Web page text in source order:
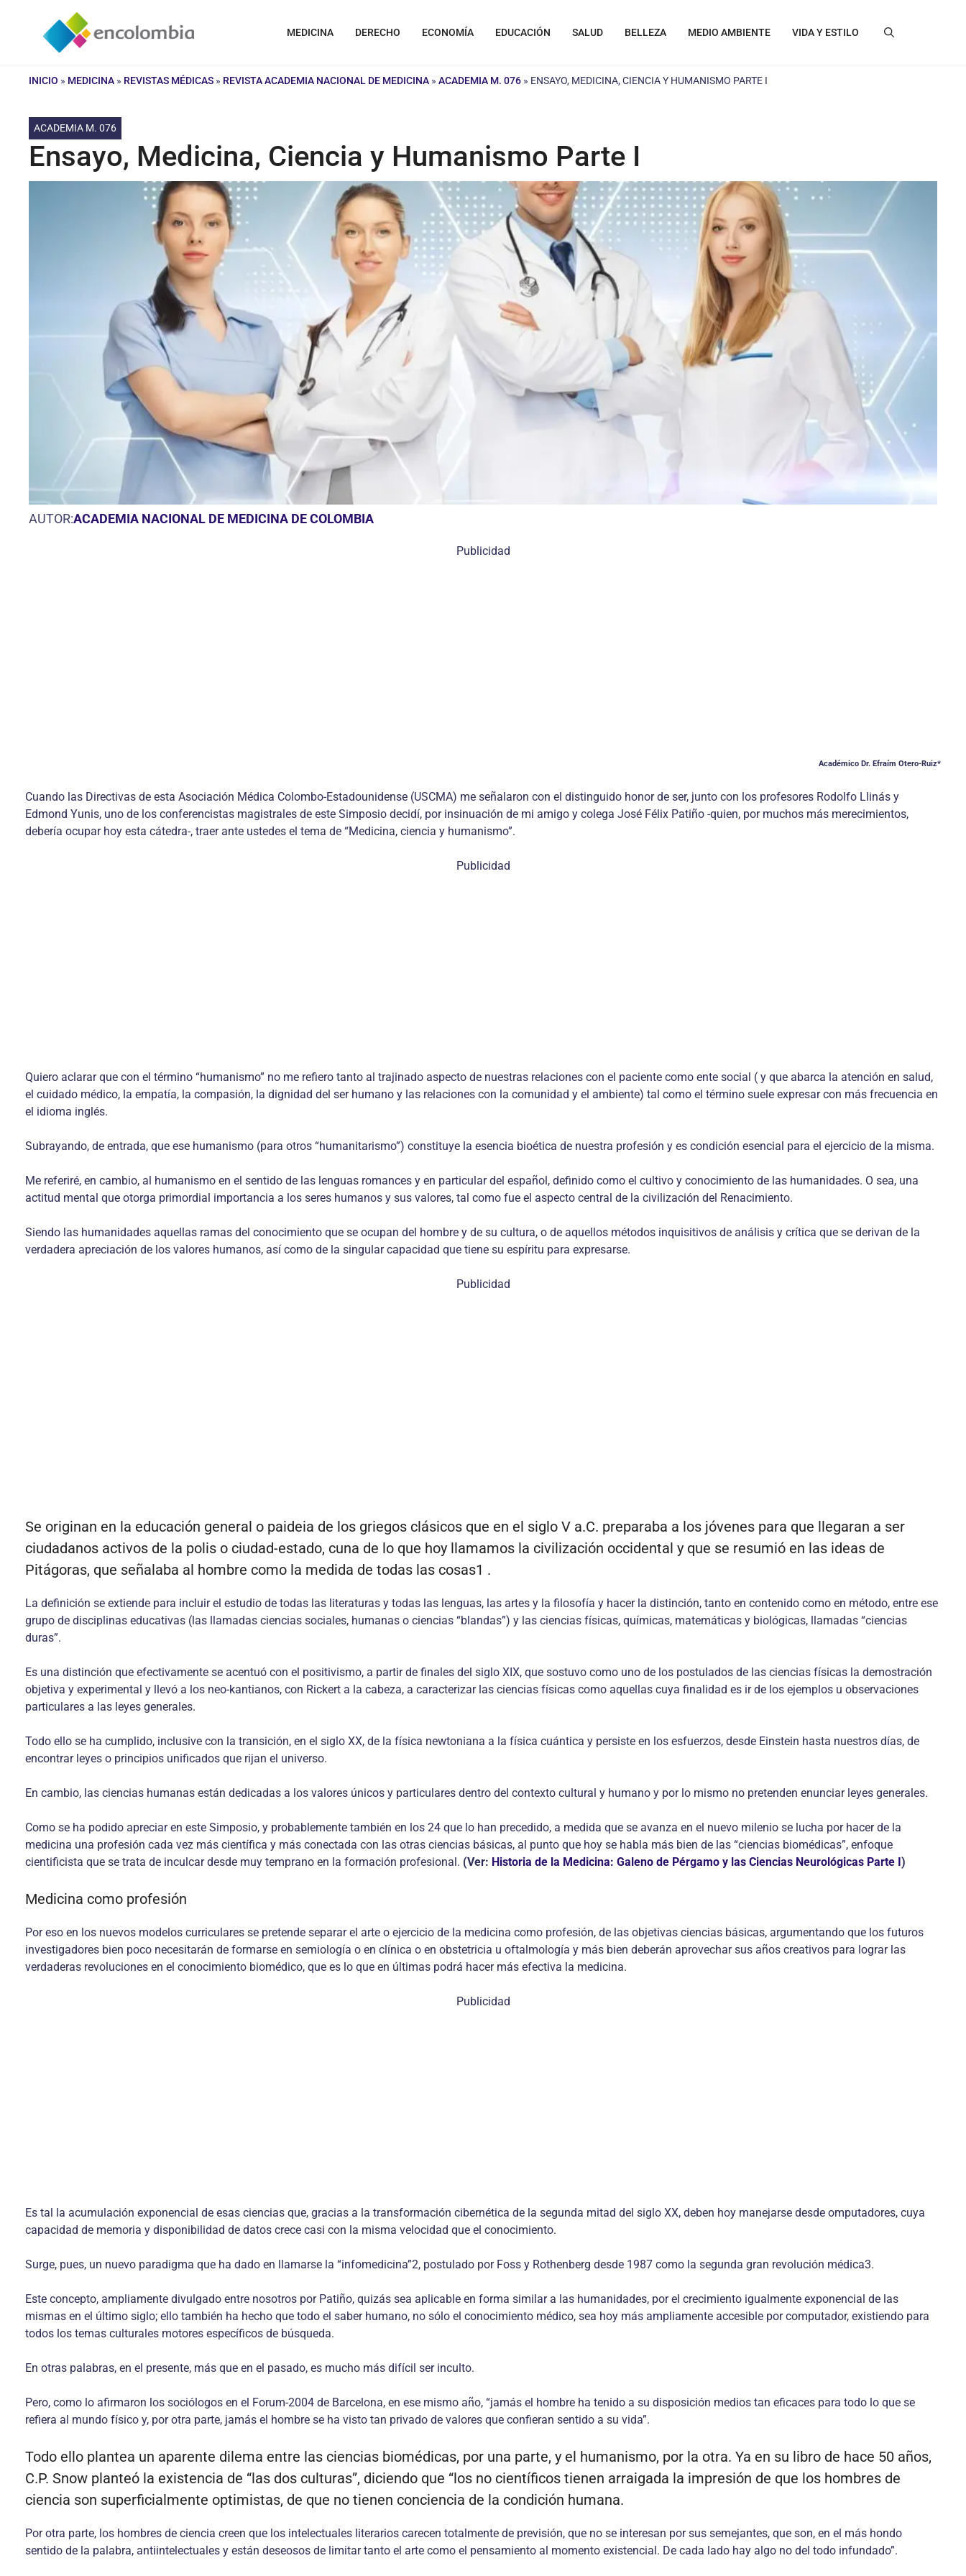
contenido
MEDICINA DERECHO ECONOMÍA EDUCACIÓN SALUD BELLEZA MEDIO AMBIENTE VIDA Y ESTILO
INICIO » MEDICINA » REVISTAS MÉDICAS » REVISTA ACADEMIA NACIONAL DE MEDICINA » ACADEMIA M. 076 » ENSAYO, MEDICINA, CIENCIA Y HUMANISMO PARTE I
ACADEMIA M. 076
Ensayo, Medicina, Ciencia y Humanismo Parte I
AUTOR:ACADEMIA NACIONAL DE MEDICINA DE COLOMBIA
Publicidad
Académico Dr. Efraím Otero-Ruiz*
Cuando las Directivas de esta Asociación Médica Colombo-Estadounidense (USCMA) me señalaron con el distinguido honor de ser, junto con los profesores Rodolfo Llinás y
Edmond Yunis, uno de los conferencistas magistrales de este Simposio decidí, por insinuación de mi amigo y colega José Félix Patiño -quien, por muchos más merecimientos,
debería ocupar hoy esta cátedra-, traer ante ustedes el tema de “Medicina, ciencia y humanismo”.
Publicidad
Quiero aclarar que con el término “humanismo” no me refiero tanto al trajinado aspecto de nuestras relaciones con el paciente como ente social ( y que abarca la atención en salud,
el cuidado médico, la empatía, la compasión, la dignidad del ser humano y las relaciones con la comunidad y el ambiente) tal como el término suele expresar con más frecuencia en
el idioma inglés.
Subrayando, de entrada, que ese humanismo (para otros “humanitarismo”) constituye la esencia bioética de nuestra profesión y es condición esencial para el ejercicio de la misma.
Me referiré, en cambio, al humanismo en el sentido de las lenguas romances y en particular del español, definido como el cultivo y conocimiento de las humanidades. O sea, una
actitud mental que otorga primordial importancia a los seres humanos y sus valores, tal como fue el aspecto central de la civilización del Renacimiento.
Siendo las humanidades aquellas ramas del conocimiento que se ocupan del hombre y de su cultura, o de aquellos métodos inquisitivos de análisis y crítica que se derivan de la
verdadera apreciación de los valores humanos, así como de la singular capacidad que tiene su espíritu para expresarse.
Publicidad
Se originan en la educación general o paideia de los griegos clásicos que en el siglo V a.C. preparaba a los jóvenes para que llegaran a ser
ciudadanos activos de la polis o ciudad-estado, cuna de lo que hoy llamamos la civilización occidental y que se resumió en las ideas de
Pitágoras, que señalaba al hombre como la medida de todas las cosas1 .
La definición se extiende para incluir el estudio de todas las literaturas y todas las lenguas, las artes y la filosofía y hacer la distinción, tanto en contenido como en método, entre ese
grupo de disciplinas educativas (las llamadas ciencias sociales, humanas o ciencias “blandas”) y las ciencias físicas, químicas, matemáticas y biológicas, llamadas “ciencias
duras”.
Es una distinción que efectivamente se acentuó con el positivismo, a partir de finales del siglo XIX, que sostuvo como uno de los postulados de las ciencias físicas la demostración
objetiva y experimental y llevó a los neo-kantianos, con Rickert a la cabeza, a caracterizar las ciencias físicas como aquellas cuya finalidad es ir de los ejemplos u observaciones
particulares a las leyes generales.
Todo ello se ha cumplido, inclusive con la transición, en el siglo XX, de la física newtoniana a la física cuántica y persiste en los esfuerzos, desde Einstein hasta nuestros días, de
encontrar leyes o principios unificados que rijan el universo.
En cambio, las ciencias humanas están dedicadas a los valores únicos y particulares dentro del contexto cultural y humano y por lo mismo no pretenden enunciar leyes generales.
Como se ha podido apreciar en este Simposio, y probablemente también en los 24 que lo han precedido, a medida que se avanza en el nuevo milenio se lucha por hacer de la
medicina una profesión cada vez más científica y más conectada con las otras ciencias básicas, al punto que hoy se habla más bien de las “ciencias biomédicas”, enfoque
cientificista que se trata de inculcar desde muy temprano en la formación profesional. (Ver: Historia de la Medicina: Galeno de Pérgamo y las Ciencias Neurológicas Parte I)
Medicina como profesión
Por eso en los nuevos modelos curriculares se pretende separar el arte o ejercicio de la medicina como profesión, de las objetivas ciencias básicas, argumentando que los futuros
investigadores bien poco necesitarán de formarse en semiología o en clínica o en obstetricia u oftalmología y más bien deberán aprovechar sus años creativos para lograr las
verdaderas revoluciones en el conocimiento biomédico, que es lo que en últimas podrá hacer más efectiva la medicina.
Publicidad
Es tal la acumulación exponencial de esas ciencias que, gracias a la transformación cibernética de la segunda mitad del siglo XX, deben hoy manejarse desde omputadores, cuya
capacidad de memoria y disponibilidad de datos crece casi con la misma velocidad que el conocimiento.
Surge, pues, un nuevo paradigma que ha dado en llamarse la “infomedicina”2, postulado por Foss y Rothenberg desde 1987 como la segunda gran revolución médica3.
Este concepto, ampliamente divulgado entre nosotros por Patiño, quizás sea aplicable en forma similar a las humanidades, por el crecimiento igualmente exponencial de las
mismas en el último siglo; ello también ha hecho que todo el saber humano, no sólo el conocimiento médico, sea hoy más ampliamente accesible por computador, existiendo para
todos los temas culturales motores específicos de búsqueda.
En otras palabras, en el presente, más que en el pasado, es mucho más difícil ser inculto.
Pero, como lo afirmaron los sociólogos en el Forum-2004 de Barcelona, en ese mismo año, “jamás el hombre ha tenido a su disposición medios tan eficaces para todo lo que se
refiera al mundo físico y, por otra parte, jamás el hombre se ha visto tan privado de valores que confieran sentido a su vida”.
Todo ello plantea un aparente dilema entre las ciencias biomédicas, por una parte, y el humanismo, por la otra. Ya en su libro de hace 50 años,
C.P. Snow planteó la existencia de “las dos culturas”, diciendo que “los no científicos tienen arraigada la impresión de que los hombres de
ciencia son superficialmente optimistas, de que no tienen conciencia de la condición humana.
Por otra parte, los hombres de ciencia creen que los intelectuales literarios carecen totalmente de previsión, que no se interesan por sus semejantes, que son, en el más hondo
sentido de la palabra, antiintelectuales y están deseosos de limitar tanto el arte como el pensamiento al momento existencial. De cada lado hay algo no del todo infundado”.